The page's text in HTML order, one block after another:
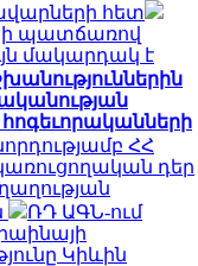
հետ
պատճառով
մակարդակ է
ՀՀ
դեր
ՌԴ ԱԳՆ-ում
Կիևին